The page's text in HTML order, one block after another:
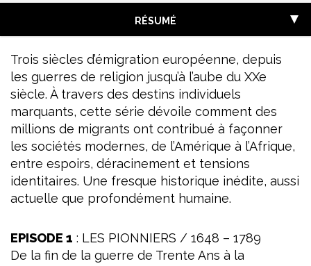
RÉSUMÉ
Trois siècles d’émigration européenne, depuis
les guerres de religion jusqu’à l’aube du XXe
siècle. À travers des destins individuels
marquants, cette série dévoile comment des
millions de migrants ont contribué à façonner
les sociétés modernes, de l’Amérique à l’Afrique,
entre espoirs, déracinement et tensions
identitaires. Une fresque historique inédite, aussi
actuelle que profondément humaine.
EPISODE 1 : LES PIONNIERS / 1648 – 1789
De la fin de la guerre de Trente Ans à la